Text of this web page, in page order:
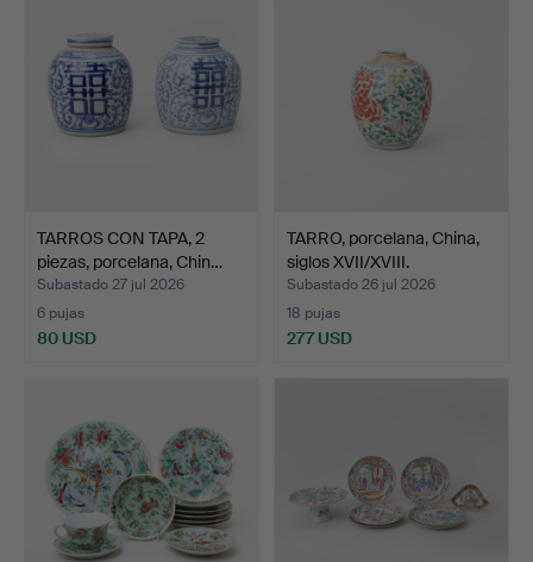
TARROS CON TAPA, 2
piezas, porcelana, Chin…
Subastado 27 jul 2026
6 pujas
80 USD
TARRO, porcelana, China,
siglos XVII/XVIII.
Subastado 26 jul 2026
18 pujas
277 USD